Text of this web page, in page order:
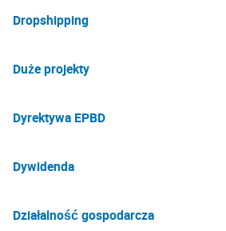
Dropshipping
Duże projekty
Dyrektywa EPBD
Dywidenda
Działalność gospodarcza